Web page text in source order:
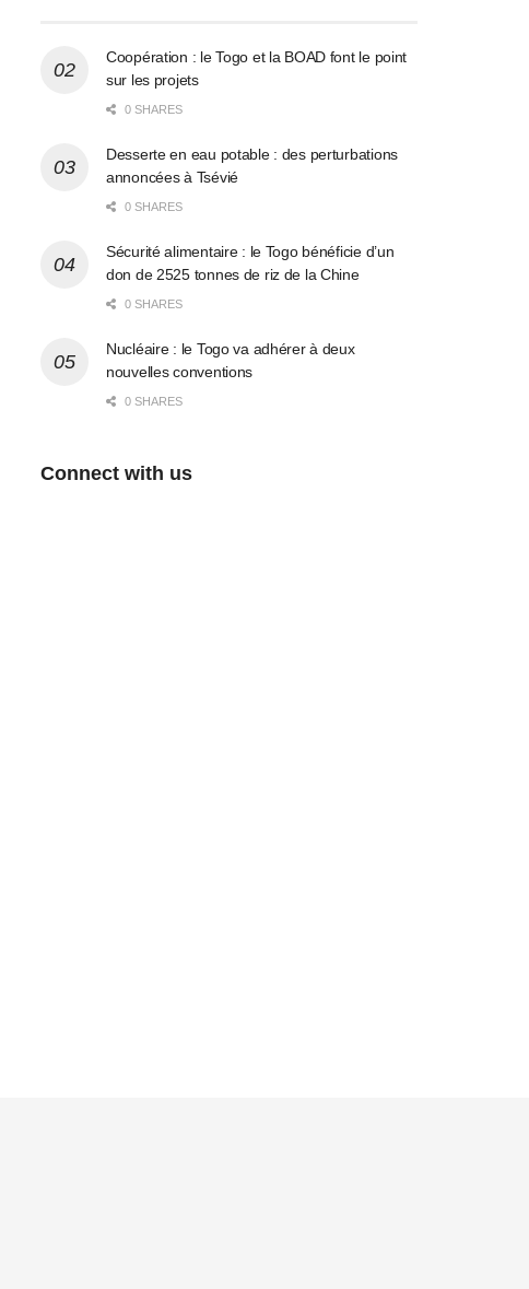
Coopération : le Togo et la BOAD font le point
sur les projets
0 SHARES
Desserte en eau potable : des perturbations
annoncées à Tsévié
0 SHARES
Sécurité alimentaire : le Togo bénéficie d’un
don de 2525 tonnes de riz de la Chine
0 SHARES
Nucléaire : le Togo va adhérer à deux
nouvelles conventions
0 SHARES
Connect with us